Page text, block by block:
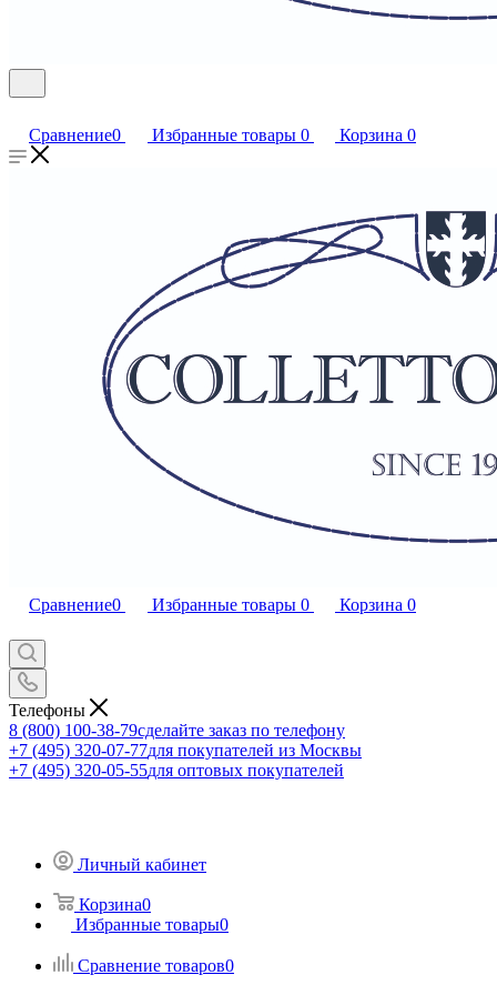
Сравнение0 Избранные товары 0 Корзина 0
Сравнение0 Избранные товары 0 Корзина 0
Телефоны
8 (800) 100-38-79сделайте заказ по телефону
+7 (495) 320-07-77для покупателей из Москвы
+7 (495) 320-05-55для оптовых покупателей
Личный кабинет
Корзина0
Избранные товары0
Сравнение товаров0